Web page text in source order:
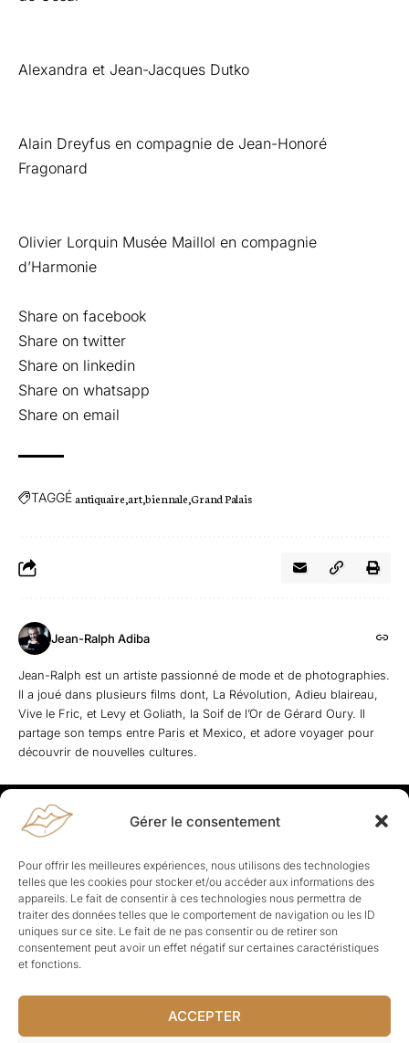
Gérer le consentement
Pour offrir les meilleures expériences, nous utilisons des technologies
telles que les cookies pour stocker et/ou accéder aux informations des
appareils. Le fait de consentir à ces technologies nous permettra de
traiter des données telles que le comportement de navigation ou les ID
uniques sur ce site. Le fait de ne pas consentir ou de retirer son
consentement peut avoir un effet négatif sur certaines caractéristiques
et fonctions.
ACCEPTER
Alexandra et Jean-Jacques Dutko
Alain Dreyfus en compagnie de Jean-Honoré
Fragonard
Olivier Lorquin Musée Maillol en compagnie
d’Harmonie
Share on facebook
Share on twitter
Share on linkedin
Share on whatsapp
Share on email
TAGGÉantiquaire art biennale Grand Palais
Jean-Ralph Adiba
Jean-Ralph est un artiste passionné de mode et de photographies.
Il a joué dans plusieurs films dont, La Révolution, Adieu blaireau,
Vive le Fric, et Levy et Goliath, la Soif de l’Or de Gérard Oury. Il
partage son temps entre Paris et Mexico, et adore voyager pour
découvrir de nouvelles cultures.
Rapporteuses
À propos de Rapporteuses :Rapporteuses, c’est l’histoire de
Parisiennes, bien dans leurs baskets qui aiment rapporter ce qui leur
cause, leur apporte et leur rapporte !
Les Topics
Société Politique Business Culture
Sport
Lifestyle